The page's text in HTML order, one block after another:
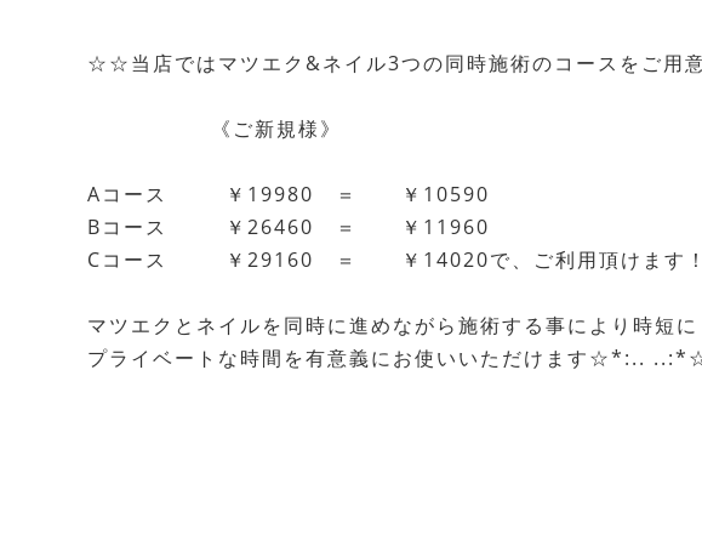
☆☆当店ではマツエク&ネイル3つの同時施術のコースをご用
《ご新規様》
Aコース ￥19980 ＝ ￥10590
Bコース ￥26460 ＝ ￥11960
Cコース ￥29160 ＝ ￥14020で、ご利用頂けます！
マツエクとネイルを同時に進めながら施術する事により時短に
プライベートな時間を有意義にお使いいただけます☆*:..